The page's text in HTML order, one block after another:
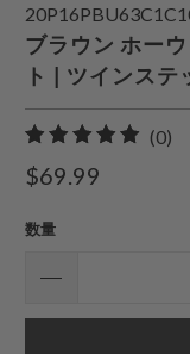
ブラウン ホー
ト | ツインステ
(0)
ー
$69.99
数量